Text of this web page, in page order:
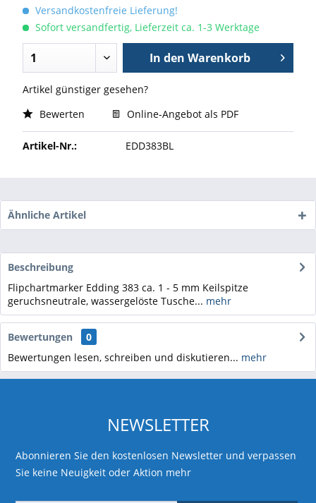
Versandkostenfreie Lieferung!
Sofort versandfertig, Lieferzeit ca. 1-3 Werktage
In den Warenkorb
Artikel günstiger gesehen?
Bewerten
Online-Angebot als PDF
Artikel-Nr.: EDD383BL
Ähnliche Artikel
Beschreibung
Flipchartmarker Edding 383 ca. 1 - 5 mm Keilspitze
geruchsneutrale, wassergelöste Tusche... mehr
Bewertungen
0
Bewertungen lesen, schreiben und diskutieren... mehr
NEWSLETTER
Abonnieren Sie den kostenlosen Newsletter und verpassen
Sie keine Neuigkeit oder Aktion mehr